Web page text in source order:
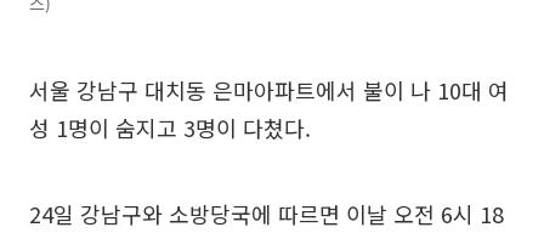
서울 강남구 대치동 은마아파트에서 불이 나 10대 여
성 1명이 숨지고 3명이 다쳤다.
24일 강남구와 소방당국에 따르면 이날 오전 6시 18